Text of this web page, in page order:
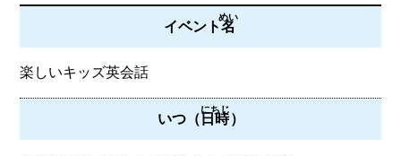
イベント名
めい
楽しいキッズ英会話
いつ（日時
にちじ
）